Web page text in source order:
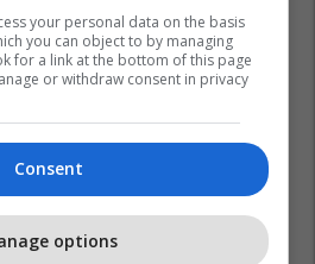
your personal data on the basis
you can object to by managing
for a link at the bottom of this page
or withdraw consent in privacy
Consent
options